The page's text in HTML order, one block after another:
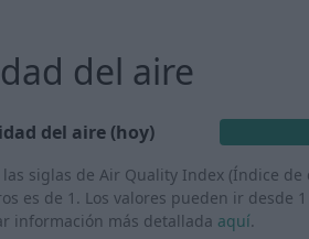
del aire
del aire (hoy)
las siglas de Air Quality Index (Índice
es de 1. Los valores pueden ir desde
información más detallada aquí.